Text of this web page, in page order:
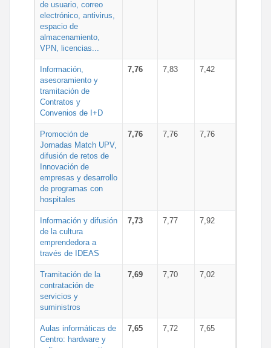
de usuario, correo
electrónico, antivirus,
espacio de
almacenamiento,
VPN, licencias...
Información,
asesoramiento y
tramitación de
Contratos y
Convenios de I+D
7,76 7,83 7,42
Promoción de
Jornadas Match UPV,
difusión de retos de
Innovación de
empresas y desarrollo
de programas con
hospitales
7,76 7,76 7,76
Información y difusión
de la cultura
emprendedora a
través de IDEAS
7,73 7,77 7,92
Tramitación de la
contratación de
servicios y
suministros
7,69 7,70 7,02
Aulas informáticas de
Centro: hardware y
7,65 7,72 7,65